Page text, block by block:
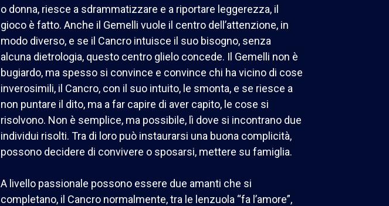
o donna, riesce a sdrammatizzare e a riportare leggerezza, il
gioco è fatto. Anche il Gemelli vuole il centro dell’attenzione, in
modo diverso, e se il Cancro intuisce il suo bisogno, senza
alcuna dietrologia, questo centro glielo concede. Il Gemelli non è
bugiardo, ma spesso si convince e convince chi ha vicino di cose
inverosimili, il Cancro, con il suo intuito, le smonta, e se riesce a
non puntare il dito, ma a far capire di aver capito, le cose si
risolvono. Non è semplice, ma possibile, lì dove si incontrano due
individui risolti. Tra di loro può instaurarsi una buona complicità,
possono decidere di convivere o sposarsi, mettere su famiglia.
A livello passionale possono essere due amanti che si
completano, il Cancro normalmente, tra le lenzuola “fa l’amore”,